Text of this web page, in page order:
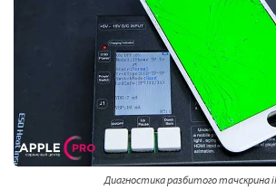
Диагностика разбитого тачскрина